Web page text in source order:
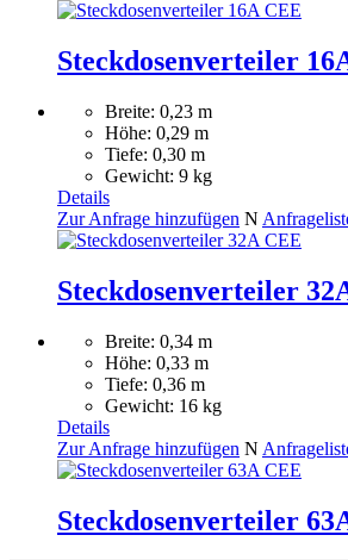
Steckdosenverteiler
Breite: 0,23 m
Höhe: 0,29 m
Tiefe: 0,30 m
Gewicht: 9 kg
Details
Zur Anfrage hinzufügen N
Steckdosenverteiler
Breite: 0,34 m
Höhe: 0,33 m
Tiefe: 0,36 m
Gewicht: 16 kg
Details
Zur Anfrage hinzufügen N
Steckdosenverteiler